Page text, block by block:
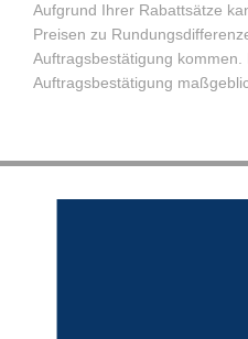
Aufgrund Ihrer Rabattsätze
Preisen zu
Auftragsbestätigung
Auftragsbestätigung